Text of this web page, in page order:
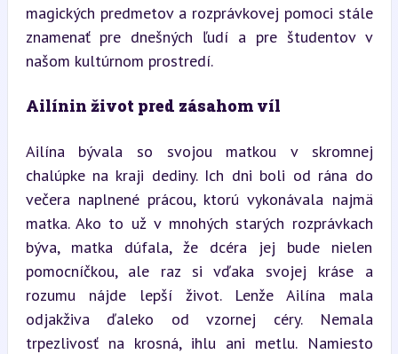
magických predmetov a rozprávkovej pomoci stále
znamenať pre dnešných ľudí a pre študentov v
našom kultúrnom prostredí.
Ailínin život pred zásahom víl
Ailína bývala so svojou matkou v skromnej
chalúpke na kraji dediny. Ich dni boli od rána do
večera naplnené prácou, ktorú vykonávala najmä
matka. Ako to už v mnohých starých rozprávkach
býva, matka dúfala, že dcéra jej bude nielen
pomocníčkou, ale raz si vďaka svojej kráse a
rozumu nájde lepší život. Lenže Ailína mala
odjakživa ďaleko od vzornej céry. Nemala
trpezlivosť na krosná, ihlu ani metlu. Namiesto